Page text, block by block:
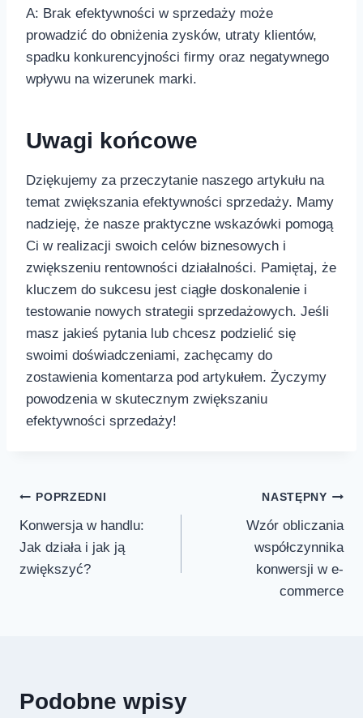
A: Brak efektywności w sprzedaży może
prowadzić do obniżenia zysków, utraty klientów,
spadku konkurencyjności firmy ‌oraz negatywnego
wpływu⁣ na wizerunek marki.
Uwagi końcowe
Dziękujemy za⁢ przeczytanie naszego artykułu na
temat⁤ zwiększania efektywności sprzedaży. Mamy
nadzieję, że nasze⁢ praktyczne wskazówki pomogą
Ci​ w realizacji swoich celów biznesowych i
zwiększeniu rentowności działalności. Pamiętaj, że
kluczem do ⁢sukcesu jest ciągłe doskonalenie i
testowanie nowych strategii sprzedażowych. Jeśli
masz jakieś pytania lub chcesz podzielić ​się
swoimi doświadczeniami, zachęcamy ⁢do
zostawienia komentarza ⁤pod artykułem.​ Życzymy
powodzenia w skutecznym zwiększaniu
efektywności sprzedaży!‍
Nawigacja
wpisu
POPRZEDNI
Konwersja w handlu:
Jak działa i jak ją
zwiększyć?
NASTĘPNY
Wzór obliczania
współczynnika
konwersji w e-
commerce
Podobne wpisy